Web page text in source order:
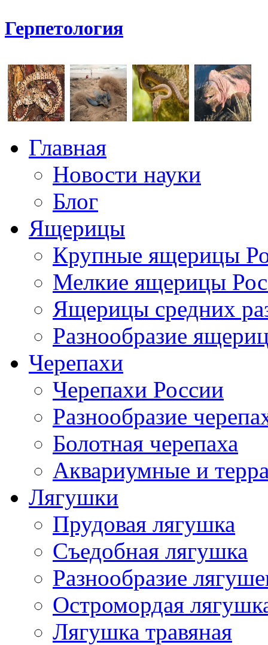
Герпетология
Главная
Новости науки
Блог
Ящерицы
Крупные ящерицы
Мелкие ящерицы
Ящерицы средних
Разнообразие
Черепахи
Черепахи России
Разнообразие
Болотная черепаха
Аквариумные и
Лягушки
Прудовая лягушка
Съедобная лягушка
Разнообразие
Остромордая
Лягушка травяная